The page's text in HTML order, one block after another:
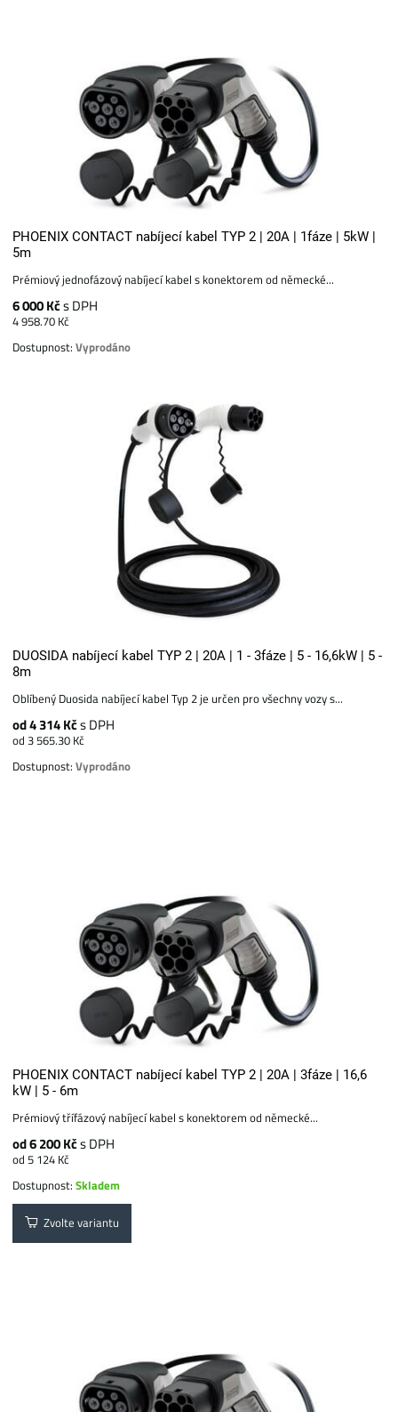
PHOENIX CONTACT nabíjecí kabel TYP 2 | 20A | 1fáze | 5kW |
5m
Prémiový jednofázový nabíjecí kabel s konektorem od německé...
6 000 Kčs DPH
4 958.70 Kč
Dostupnost:Vyprodáno
DUOSIDA nabíjecí kabel TYP 2 | 20A | 1 - 3fáze | 5 - 16,6kW | 5 -
8m
Oblíbený Duosida nabíjecí kabel Typ 2 je určen pro všechny vozy s...
od 4 314 Kčs DPH
od 3 565.30 Kč
Dostupnost:Vyprodáno
PHOENIX CONTACT nabíjecí kabel TYP 2 | 20A | 3fáze | 16,6
kW | 5 - 6m
Prémiový třífázový nabíjecí kabel s konektorem od německé...
od 6 200 Kčs DPH
od 5 124 Kč
Dostupnost:Skladem
Zvolte variantu